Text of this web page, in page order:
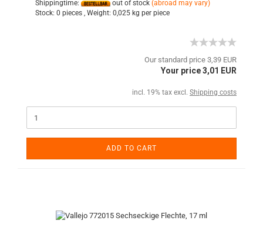
Shippingtime:
out of stock (abroad may vary)
Stock: 0 pieces , Weight: 0,025 kg per piece
Our standard price 3,39 EUR
Your price 3,01 EUR
incl. 19% tax excl. Shipping costs
ADD TO CART